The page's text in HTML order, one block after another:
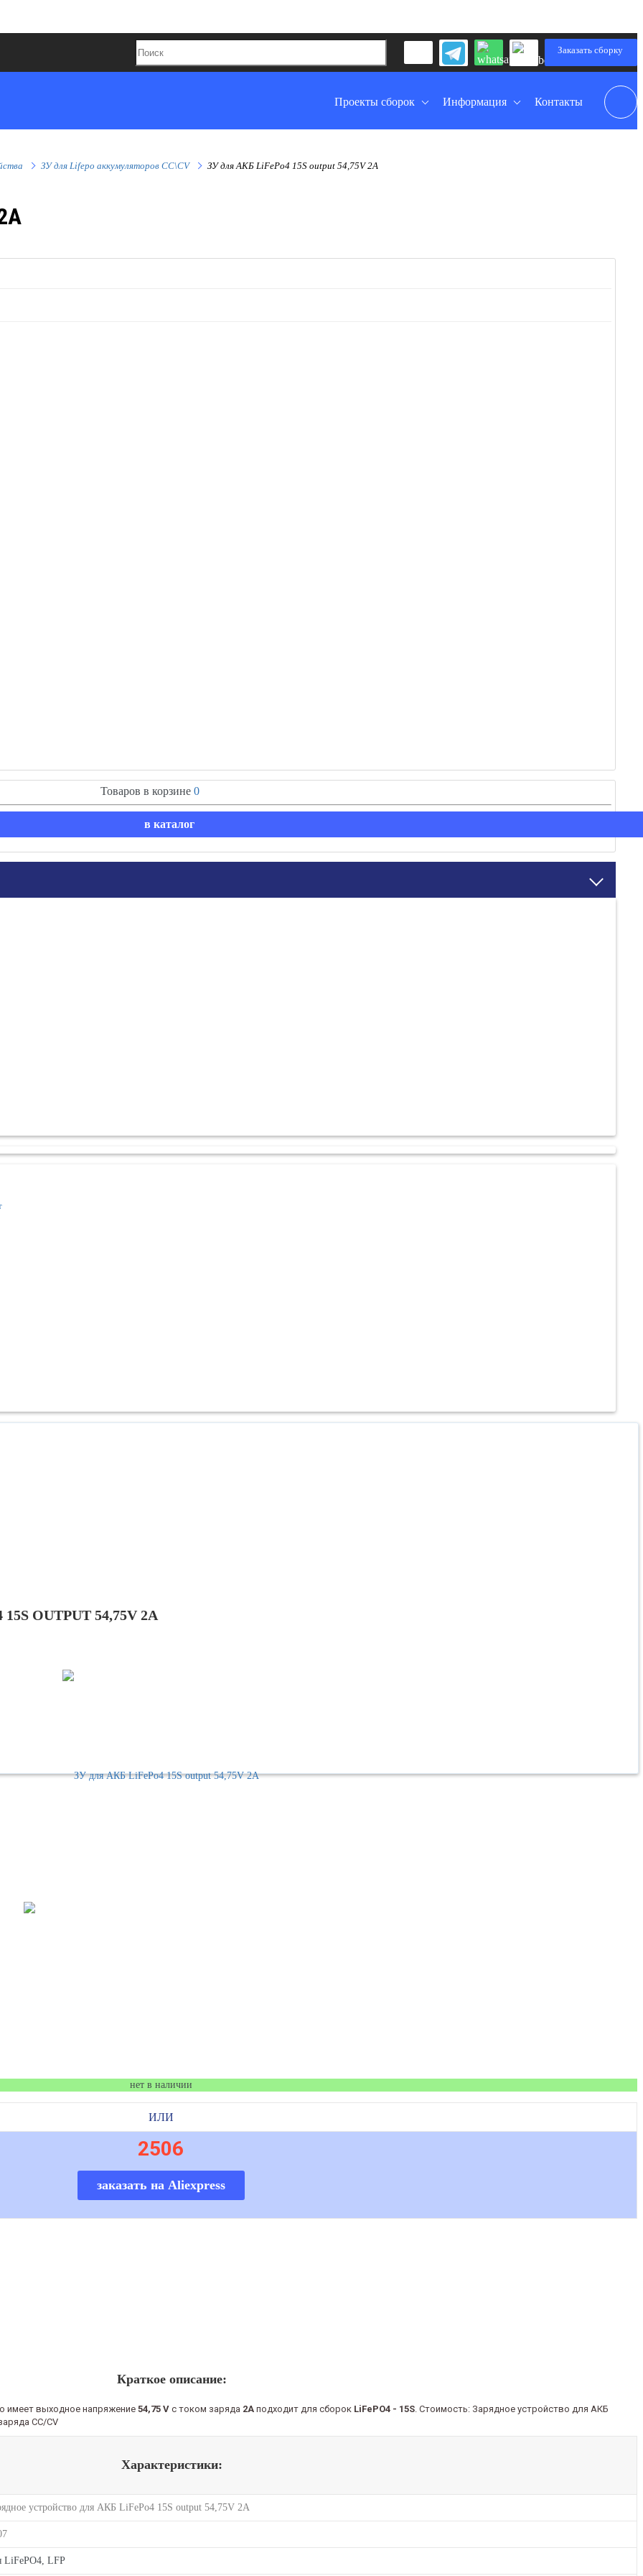
Заказать сборку
Проекты сборок Информация Контакты
ЗУ для Lifepo аккумуляторов CC\CV ЗУ для АКБ LiFePo4 15S output 54,75V 2A
Товаров в корзине 0
в каталог
OUTPUT 54,75V 2A
нет в наличии
ИЛИ
2506
заказать на Aliexpress
Краткое описание:
имеет выходное напряжение 54,75 V с током заряда 2A подходит для сборок LiFePO4 - 15S. Стоимость: Зарядное устройство для АКБ
CC/CV
Характеристики:
устройство для АКБ LiFePo4 15S output 54,75V 2A
LiFePO4, LFP